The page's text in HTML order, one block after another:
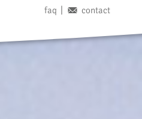
faq contact